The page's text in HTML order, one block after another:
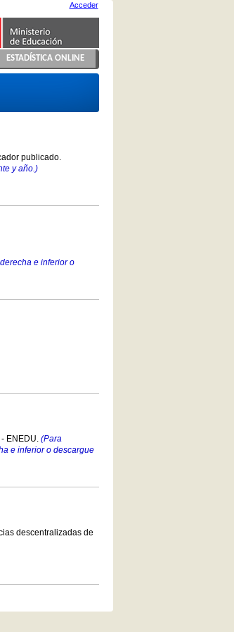
Acceder
ESTADÍSTICA ONLINE
publicado.
y año.)
e inferior o
ENEDU. (Para
e inferior o descargue
descentralizadas de